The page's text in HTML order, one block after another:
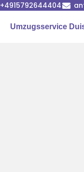
+4915792644404
Umzugsservice